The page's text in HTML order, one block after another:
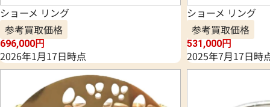
ショーメ リング
参考買取価格
696,000円
2026年1月17日時点
ショーメ リング
参考買取価格
531,000円
2025年7月17日時